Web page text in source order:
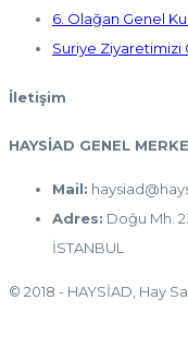
6. Olağan Genel
Suriye
İletişim
HAYSİAD GENEL
Mail:
Adres: Doğu Mh.
İSTANBUL
© 2018 - HAYSİAD, Hay